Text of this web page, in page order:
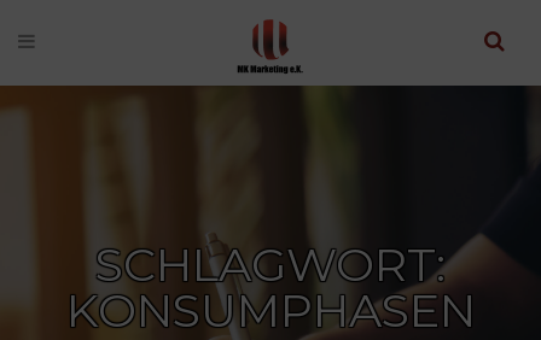
SCHLAGWORT:
KONSUMPHASEN